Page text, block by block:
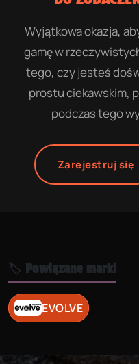
Wyjątkowa okazja,
gamę w
tego, czy jesteś
prostu ciekawskim,
podczas tego
Zarejestruj się
🏷️ Powiązane marki
EVOLVE